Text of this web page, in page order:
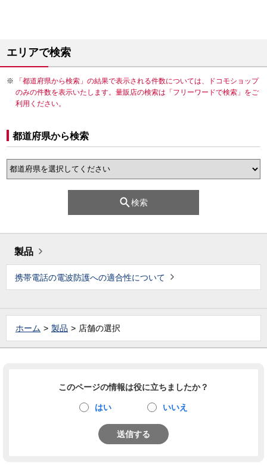
エリアで検索
「都道府県から検索」の結果で表示される件数については、ドコモショップ
のみの件数を表示いたします。量販店の検索は「フリーワードで検索」をご
利用ください。
都道府県から検索
検索
製品
携帯電話の電波防護への適合性について
ホーム 製品 店舗の選択
このページの情報は役に立ちましたか？
はい いいえ
送信する